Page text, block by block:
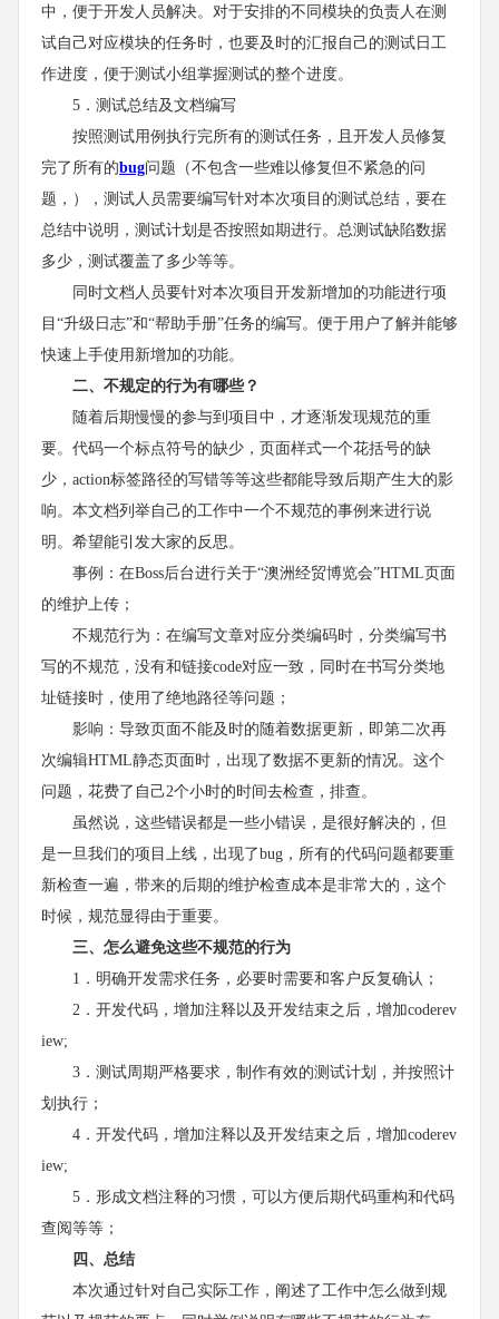
中，便于开发人员解决。对于安排的不同模块的负责人在测
试自己对应模块的任务时，也要及时的汇报自己的测试日工
作进度，便于测试小组掌握测试的整个进度。
5．测试总结及文档编写
按照测试用例执行完所有的测试任务，且开发人员修复
完了所有的bug问题（不包含一些难以修复但不紧急的问
题，），测试人员需要编写针对本次项目的测试总结，要在
总结中说明，测试计划是否按照如期进行。总测试缺陷数据
多少，测试覆盖了多少等等。
同时文档人员要针对本次项目开发新增加的功能进行项
目“升级日志”和“帮助手册”任务的编写。便于用户了解并能够
快速上手使用新增加的功能。
二、不规定的行为有哪些？
随着后期慢慢的参与到项目中，才逐渐发现规范的重
要。代码一个标点符号的缺少，页面样式一个花括号的缺
少，action标签路径的写错等等这些都能导致后期产生大的影
响。本文档列举自己的工作中一个不规范的事例来进行说
明。希望能引发大家的反思。
事例：在Boss后台进行关于“澳洲经贸博览会”HTML页面
的维护上传；
不规范行为：在编写文章对应分类编码时，分类编写书
写的不规范，没有和链接code对应一致，同时在书写分类地
址链接时，使用了绝地路径等问题；
影响：导致页面不能及时的随着数据更新，即第二次再
次编辑HTML静态页面时，出现了数据不更新的情况。这个
问题，花费了自己2个小时的时间去检查，排查。
虽然说，这些错误都是一些小错误，是很好解决的，但
是一旦我们的项目上线，出现了bug，所有的代码问题都要重
新检查一遍，带来的后期的维护检查成本是非常大的，这个
时候，规范显得由于重要。
三、怎么避免这些不规范的行为
1．明确开发需求任务，必要时需要和客户反复确认；
2．开发代码，增加注释以及开发结束之后，增加coderev
iew;
3．测试周期严格要求，制作有效的测试计划，并按照计
划执行；
4．开发代码，增加注释以及开发结束之后，增加coderev
iew;
5．形成文档注释的习惯，可以方便后期代码重构和代码
查阅等等；
四、总结
本次通过针对自己实际工作，阐述了工作中怎么做到规